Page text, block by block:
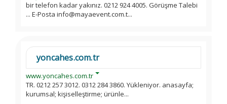
bir telefon kadar yakınız. 0212 924 4005. Görüşme Talebi
... E-Posta info@mayaevent.com.t...
yoncahes.com.tr
www.yoncahes.com.tr
TR. 0212 257 3012. 0312 284 3860. Yükleniyor. anasayfa;
kurumsal; kişiselleştirme; ürünle...